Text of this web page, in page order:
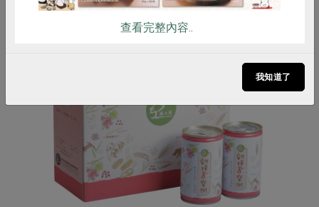
查看完整內容..
我知道了